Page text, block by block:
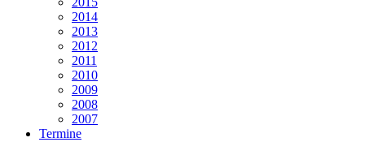
2014
2013
2012
2011
2010
2009
2008
2007
Termine